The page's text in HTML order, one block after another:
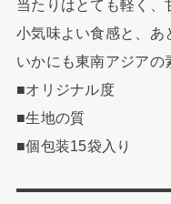
当たりはとても軽く、
小気味よい食感と、あ
いかにも東南アジアの
■オリジナル
■生地の質
■個包装15袋入り